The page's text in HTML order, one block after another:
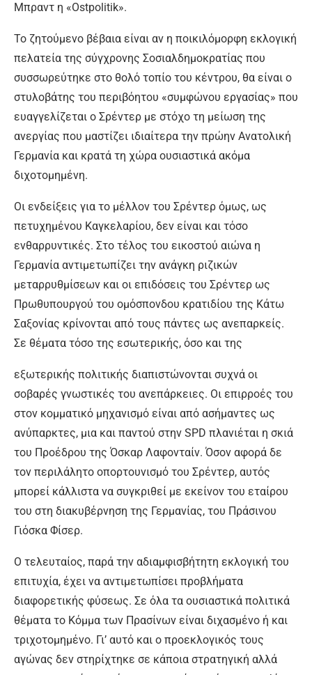
Μπραντ η «Ostpolitik».
Το ζητούμενο βέβαια είναι αν η ποικιλόμορφη εκλογική
πελατεία της σύγχρονης Σοσιαλδημοκρατίας που
συσσωρεύτηκε στο θολό τοπίο του κέντρου, θα είναι ο
στυλοβάτης του περιβόητου «συμφώνου εργασίας» που
ευαγγελίζεται ο Σρέντερ με στόχο τη μείωση της
ανεργίας που μαστίζει ιδιαίτερα την πρώην Ανατολική
Γερμανία και κρατά τη χώρα ουσιαστικά ακόμα
διχοτομημένη.
Οι ενδείξεις για το μέλλον του Σρέντερ όμως, ως
πετυχημένου Καγκελαρίου, δεν είναι και τόσο
ενθαρρυντικές. Στο τέλος του εικοστού αιώνα η
Γερμανία αντιμετωπίζει την ανάγκη ριζικών
μεταρρυθμίσεων και οι επιδόσεις του Σρέντερ ως
Πρωθυπουργού του ομόσπονδου κρατιδίου της Κάτω
Σαξονίας κρίνονται από τους πάντες ως ανεπαρκείς.
Σε θέματα τόσο της εσωτερικής, όσο και της
εξωτερικής πολιτικής διαπιστώνονται συχνά οι
σοβαρές γνωστικές του ανεπάρκειες. Οι επιρροές του
στον κομματικό μηχανισμό είναι από ασήμαντες ως
ανύπαρκτες, μια και παντού στην SPD πλανιέται η σκιά
του Προέδρου της Όσκαρ Λαφονταίν. Όσον αφορά δε
τον περιλάλητο οπορτουνισμό του Σρέντερ, αυτός
μπορεί κάλλιστα να συγκριθεί με εκείνον του εταίρου
του στη διακυβέρνηση της Γερμανίας, του Πράσινου
Γιόσκα Φίσερ.
Ο τελευταίος, παρά την αδιαμφισβήτητη εκλογική του
επιτυχία, έχει να αντιμετωπίσει προβλήματα
διαφορετικής φύσεως. Σε όλα τα ουσιαστικά πολιτικά
θέματα το Κόμμα των Πρασίνων είναι διχασμένο ή και
τριχοτομημένο. Γι’ αυτό και ο προεκλογικός τους
αγώνας δεν στηρίχτηκε σε κάποια στρατηγική αλλά